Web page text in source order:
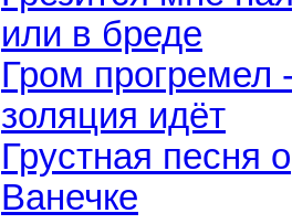
или в бреде
Гром прогремел
золяция идёт
Грустная песня о
Ванечке